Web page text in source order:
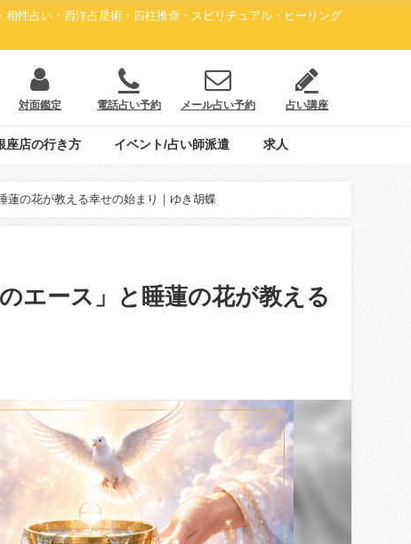
性占い・西洋占星術・四柱推命・スピリチュアル・ヒーリング
対面鑑定 電話占い予約 メール占い予約 占い講座
座店の行き方 イベント/占い師派遣 求人
蓮の花が教える幸せの始まり｜ゆき胡蝶
エース」と睡蓮の花が教える